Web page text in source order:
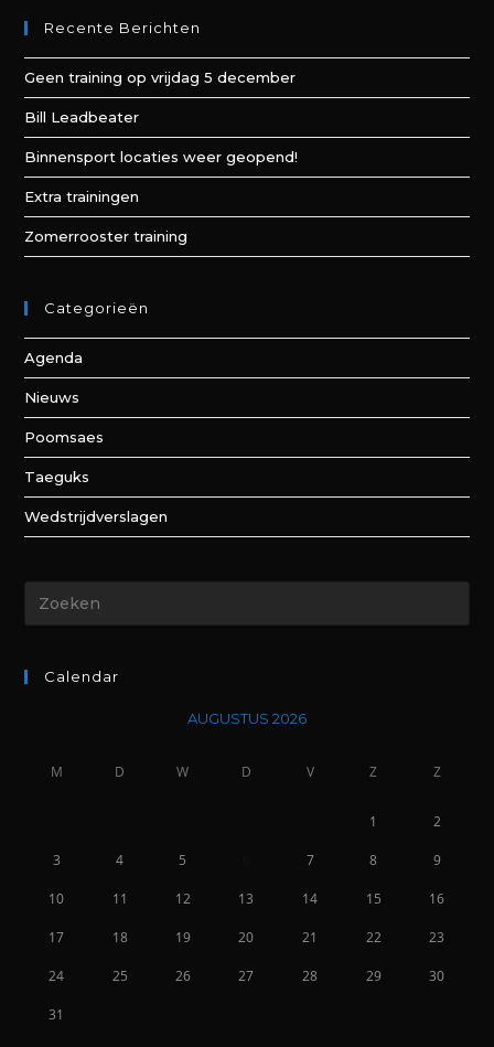
Recente Berichten
Geen training op vrijdag 5 december
Bill Leadbeater
Binnensport locaties weer geopend!
Extra trainingen
Zomerrooster training
Categorieën
Agenda
Nieuws
Poomsaes
Taeguks
Wedstrijdverslagen
Calendar
AUGUSTUS 2026
M D W D V Z Z
1 2
3 4 5 7 8 9
10 11 12 13 14 15 16
17 18 19 20 21 22 23
24 25 26 27 28 29 30
31